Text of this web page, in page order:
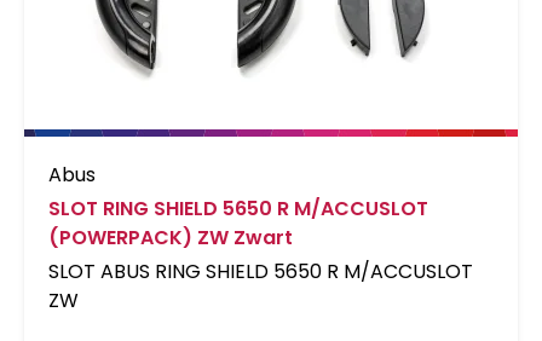
Abus
SLOT RING SHIELD 5650 R M/ACCUSLOT
(POWERPACK) ZW Zwart
SLOT ABUS RING SHIELD 5650 R M/ACCUSLOT
ZW